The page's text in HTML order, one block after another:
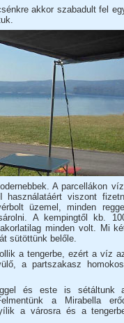
akkor szabadult fel
A parcellákon víz,
viszont
üzemel, minden
A kempingtől kb.
minden volt. Mi
sütöttünk belőle.
a tengerbe, ezért a víz
a partszakasz homokos,
és este is sétáltunk
a Mirabella
a városra és a